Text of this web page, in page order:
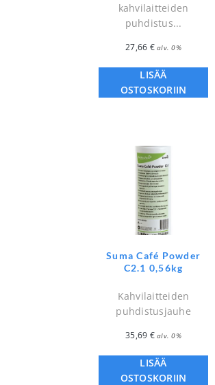
kahvilaitteiden
puhdistus...
27,66 € alv. 0%
LISÄÄ
OSTOSKORIIN
Suma Café Powder
C2.1 0,56kg
Kahvilaitteiden
puhdistusjauhe
35,69 € alv. 0%
LISÄÄ
OSTOSKORIIN